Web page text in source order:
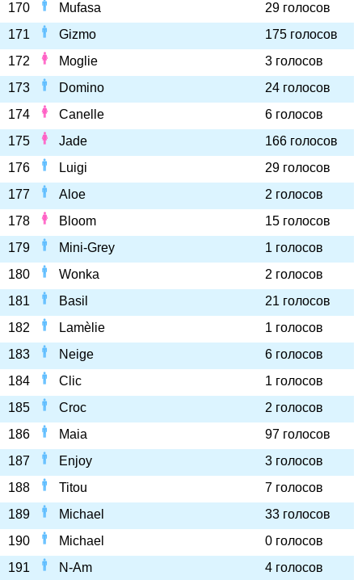
170
Mufasa
29 голосов
171
Gizmo
175 голосов
172
Moglie
3 голосов
173
Domino
24 голосов
174
Canelle
6 голосов
175
Jade
166 голосов
176
Luigi
29 голосов
177
Aloe
2 голосов
178
Bloom
15 голосов
179
Mini-Grey
1 голосов
180
Wonka
2 голосов
181
Basil
21 голосов
182
Lamèlie
1 голосов
183
Neige
6 голосов
184
Clic
1 голосов
185
Croc
2 голосов
186
Maia
97 голосов
187
Enjoy
3 голосов
188
Titou
7 голосов
189
Michael
33 голосов
190
Michael
0 голосов
191
N-Am
4 голосов